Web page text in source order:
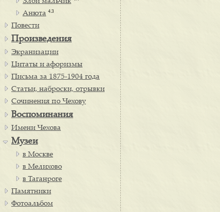
Анюта 4.3
Повести
Произведения
Экранизации
Цитаты и афоризмы
Письма за 1875-1904 года
Статьи, наброски, отрывки
Сочинения по Чехову
Воспоминания
Имени Чехова
Музеи
в Москве
в Мелихово
в Таганроге
Памятники
Фотоальбом